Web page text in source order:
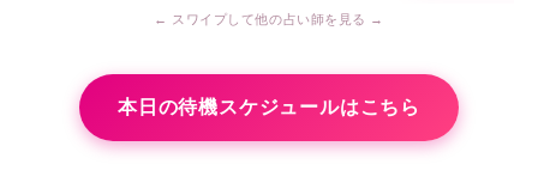
本日の待機スケジュールはこちら